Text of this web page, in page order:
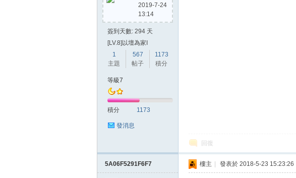
方
2019-7-24
13:14
簽到天數: 294 天
[LV.8]以壇為家I
1
主題
567
帖子
1173
積分
等級7
積分 1173
發消息
回復
5A06F5291F6F7 樓主 發表於 2018-5-23 15:23:26